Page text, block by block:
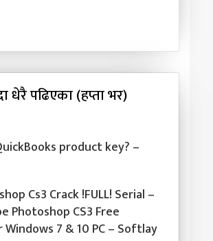
धेरै पढिएका (हप्ता भर)
product key? –
Cs3 Crack !FULL! Serial –
Photoshop CS3 Free
Windows 7 & 10 PC – Softlay